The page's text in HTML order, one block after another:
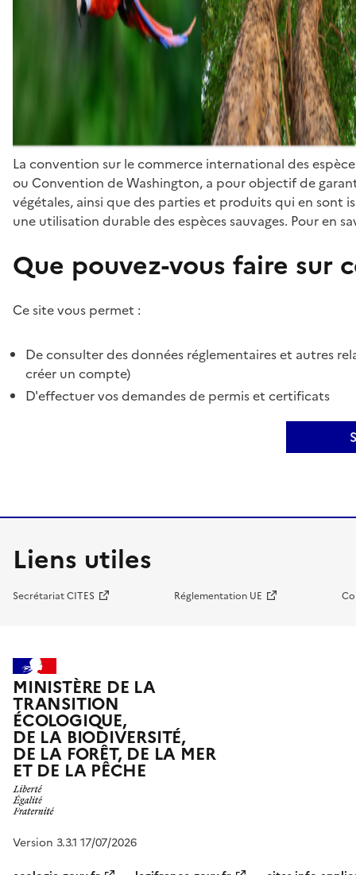
La convention sur le commerce international des
ou Convention de Washington, a pour objectif de
végétales, ainsi que des parties et produits qui en sont
une utilisation durable des espèces sauvages. Pour en
Que pouvez-vous faire sur
Ce site vous permet :
De consulter des données réglementaires et autres
créer un compte)
D'effectuer vos demandes de permis et certificats
Liens utiles
Secrétariat CITES Réglementation UE
MINISTÈRE DE LA
TRANSITION
ÉCOLOGIQUE,
DE LA BIODIVERSITÉ,
DE LA FORÊT, DE LA MER
ET DE LA PÊCHE
Version 3.3.1 17/07/2026